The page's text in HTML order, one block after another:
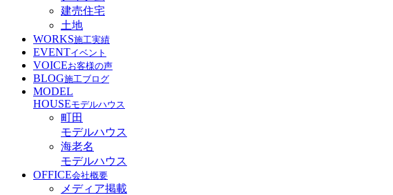
建売住宅
土地
WORKS施工実績
EVENTイベント
VOICEお客様の声
BLOG施工ブログ
MODEL
HOUSEモデルハウス
町田
モデルハウス
海老名
モデルハウス
OFFICE会社概要
メディア掲載